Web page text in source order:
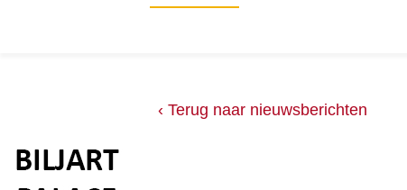
‹ Terug naar nieuwsberichten